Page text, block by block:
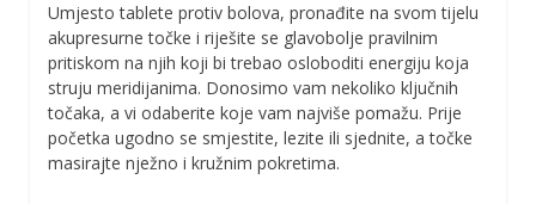
Umjesto tablete protiv bolova, pronađite na svom tijelu
akupresurne točke i riješite se glavobolje pravilnim
pritiskom na njih koji bi trebao osloboditi energiju koja
struju meridijanima. Donosimo vam nekoliko ključnih
točaka, a vi odaberite koje vam najviše pomažu. Prije
početka ugodno se smjestite, lezite ili sjednite, a točke
masirajte nježno i kružnim pokretima.